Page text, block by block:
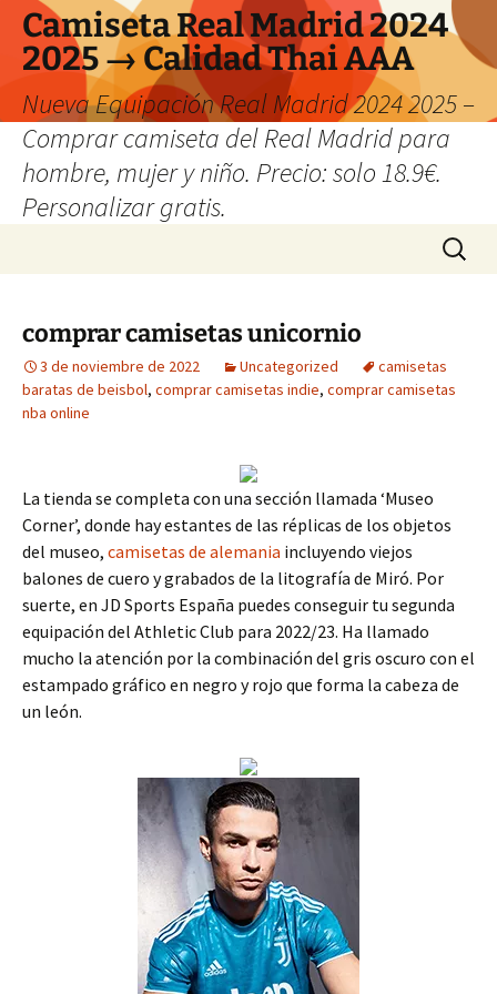
Camiseta Real Madrid 2024
2025 → Calidad Thai AAA
Nueva Equipación Real Madrid 2024 2025 –
Comprar camiseta del Real Madrid para
hombre, mujer y niño. Precio: solo 18.9€.
Personalizar gratis.
Buscar:
comprar camisetas unicornio
3 de noviembre de 2022 Uncategorized
camisetas
baratas de beisbol, comprar camisetas indie, comprar camisetas
nba online
La tienda se completa con una sección llamada ‘Museo
Corner’, donde hay estantes de las réplicas de los objetos
del museo, camisetas de alemania incluyendo viejos
balones de cuero y grabados de la litografía de Miró. Por
suerte, en JD Sports España puedes conseguir tu segunda
equipación del Athletic Club para 2022/23. Ha llamado
mucho la atención por la combinación del gris oscuro con el
estampado gráfico en negro y rojo que forma la cabeza de
un león.